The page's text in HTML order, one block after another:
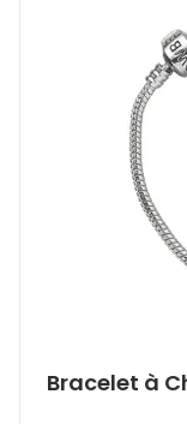
Bracelet à